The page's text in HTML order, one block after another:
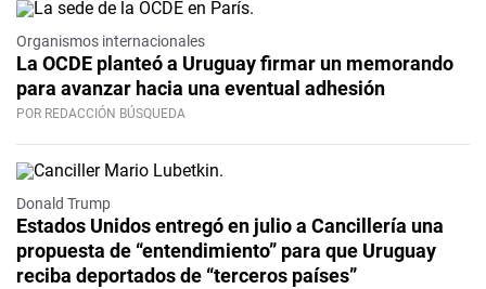
Organismos internacionales
La OCDE planteó a Uruguay firmar un memorando
para avanzar hacia una eventual adhesión
POR REDACCIÓN BÚSQUEDA
Donald Trump
Estados Unidos entregó en julio a Cancillería una
propuesta de “entendimiento” para que Uruguay
reciba deportados de “terceros países”